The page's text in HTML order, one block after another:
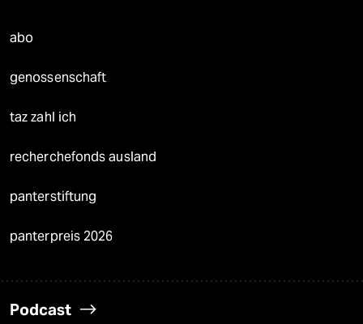
abo
genossenschaft
taz zahl ich
recherchefonds ausland
panterstiftung
panterpreis 2026
Podcast